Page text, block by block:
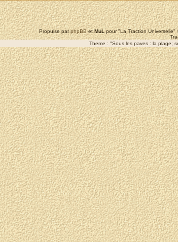
Propulse parphpBBetMuLpour "La Traction
Theme : "Sous les paves : la plage;